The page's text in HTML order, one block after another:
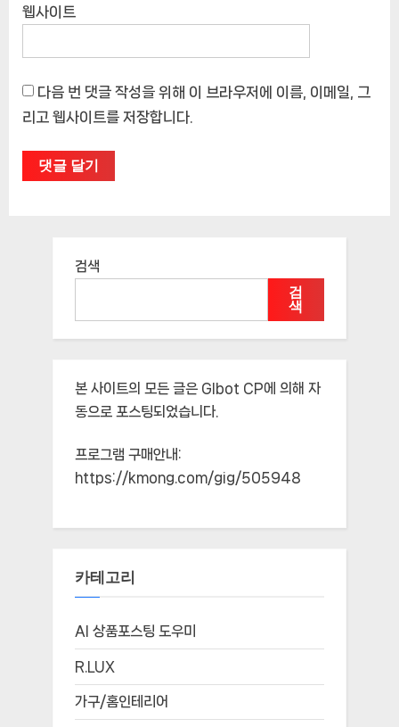
웹사이트
다음 번 댓글 작성을 위해 이 브라우저에 이름, 이메일, 그
리고 웹사이트를 저장합니다.
검색
검
색
본 사이트의 모든 글은 Glbot CP에 의해 자
동으로 포스팅되었습니다.
프로그램 구매안내:
https://kmong.com/gig/505948
카테고리
AI 상품포스팅 도우미
R.LUX
가구/홈인테리어